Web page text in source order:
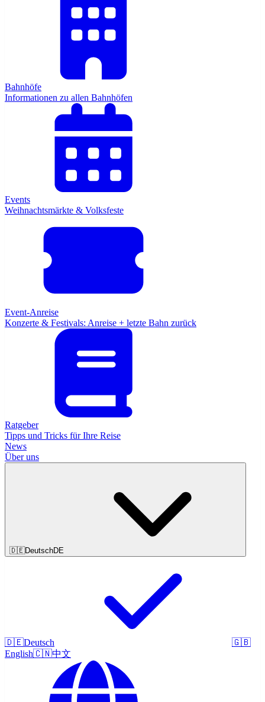
Bahnhöfe
Informationen zu allen Bahnhöfen
Events
Weihnachtsmärkte & Volksfeste
Event-Anreise
Konzerte & Festivals: Anreise + letzte Bahn zurück
Ratgeber
Tipps und Tricks für Ihre Reise
News
Über uns
🇩🇪DeutschDE
🇩🇪Deutsch
🇬🇧
English🇨🇳中文